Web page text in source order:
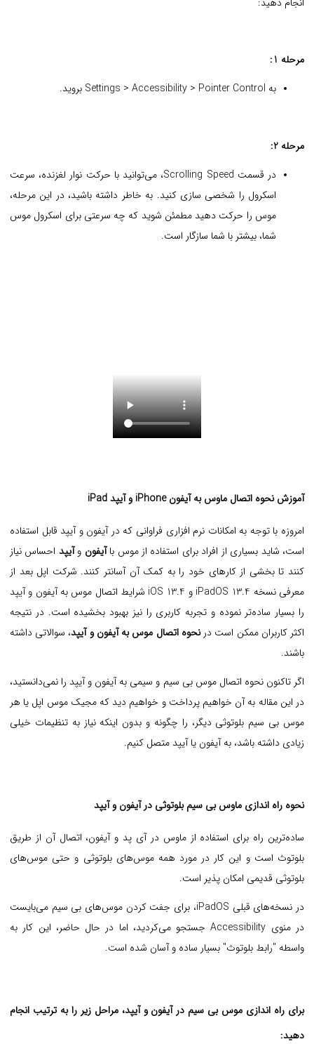
مرحله 1:
به Settings > Accessibility > Pointer Control بروید.
مرحله 2:
در قسمت Scrolling Speed، می‌توانید با حرکت نوار لغزنده، سرعت
اسکرول را شخصی سازی کنید. به خاطر داشته باشید، در این مرحله،
موس را حرکت دهید مطمئن شوید که چه سرعتی برای اسکرول موس
شما، بیشتر با شما سازگار است.
آموزش نحوه اتصال ماوس به آیفون iPhone و آیپد iPad
امروزه با توجه به امکانات نرم افزاری فراوانی که در آیفون و آیپد قابل استفاده
است، شاید بسیاری از افراد برای استفاده از موس باآیفون وآیپد احساس نیاز
کنند تا بخشی از کارهای خود را به کمک آن آسانتر کنند. شرکت اپل بعد از
معرفی نسخه iPadOS 13.4 و iOS 13.4 شرایط اتصال موس به آیفون و آیپد
را بسیار ساده‌تر نموده و تجربه کاربری را نیز بهبود بخشیده است. در نتیجه
اکثر کاربران ممکن است درنحوه اتصال موس به آیفون و آیپد، سوالاتی داشته
باشند.
اگر تاکنون نحوه اتصال موس بی سیم و سیمی به آیفون و آیپد را نمی‌دانستید،
در این مقاله به آن خواهیم پرداخت و خواهیم دید که مجیک موس اپل یا هر
موس بی سیم بلوتوثی دیگر، را چگونه و بدون اینکه نیاز به تنظیمات خیلی
زیادی داشته باشد، به آیفون یا آیپد متصل کنیم.
نحوه راه اندازی ماوس بی سیم بلوتوثی در آیفون و آیپد
ساده‌ترین راه برای استفاده از ماوس در آی پد و آیفون، اتصال آن از طریق
بلوتوث است و این کار در مورد همه موس‌های بلوتوثی و حتی موس‌های
بلوتوثی قدیمی امکان پذیر است.
در نسخه‌های قبلی iPadOS، برای جفت کردن موس‌های بی سیم می‌بایست
در منوی Accessibility جستجو می‌کردید، اما در حال حاضر، این کار به
واسطه "رابط بلوتوث" بسیار ساده و آسان شده است.
برای راه اندازی موس بی سیم در آیفون و آیپد، مراحل زیر را به ترتیب انجام
دهید: